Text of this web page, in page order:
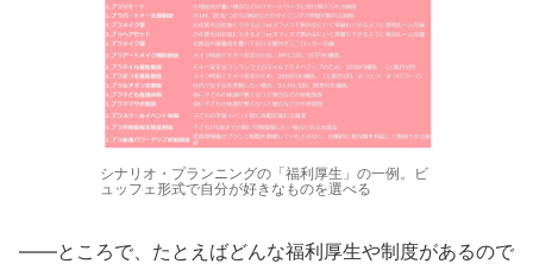
シナリオ・プランニングの「福利厚生」の一例。ビ
ュッフェ形式で自分が好きなものを選べる
――ところで、たとえばどんな福利厚生や制度があるので